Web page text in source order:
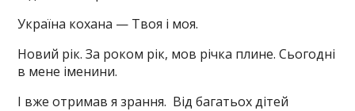
Україна кохана — Твоя і моя.
Новий рік. За роком рік, мов річка плине. Сьогодні
в мене іменини.
І вже отримав я зрання. Від багатьох дітей